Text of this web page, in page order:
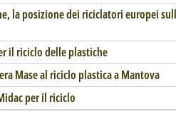
la posizione dei riciclatori europei
il riciclo delle plastiche
Mase al riciclo plastica a Mantova
per il riciclo